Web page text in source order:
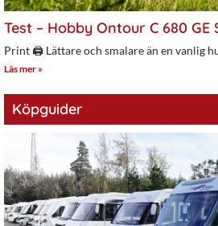
Test – Hobby Ontour C 680 GE
Print 🖨 Lättare och smalare än en vanlig
Läs mer »
Köpguider